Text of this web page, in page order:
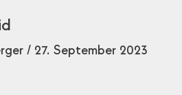
/ 27. September 2023